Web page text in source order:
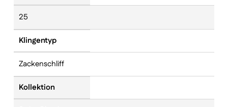
25
Klingentyp
Zackenschliff
Kollektion